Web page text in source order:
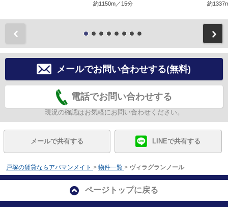
約1150m／15分
約
メールでお問い合わせする(無料)
電話でお問い合わせする
現況の確認はお気軽にお問い合わせください。
メールで共有する LINEで共有する
戸塚の賃貸ならアパマンメイト > 物件一覧 > ヴィラグランノール
ページトップに戻る